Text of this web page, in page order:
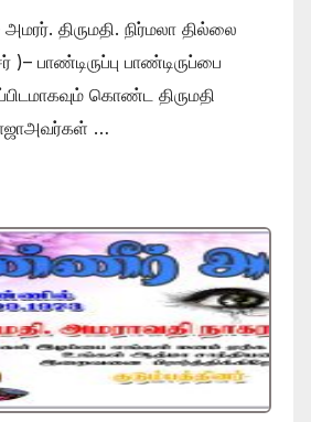
திருமதி. நிர்மலா தில்லை
)– பாண்டிருப்பு பாண்டிருப்பை
கொண்ட திருமதி
…